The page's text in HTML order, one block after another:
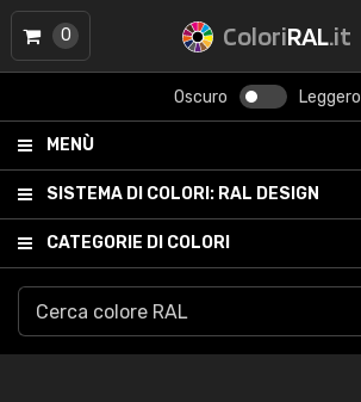
ColoriRAL.it
Oscuro Leggero
MENÙ
SISTEMA DI COLORI: RAL DESIGN
CATEGORIE DI COLORI
0